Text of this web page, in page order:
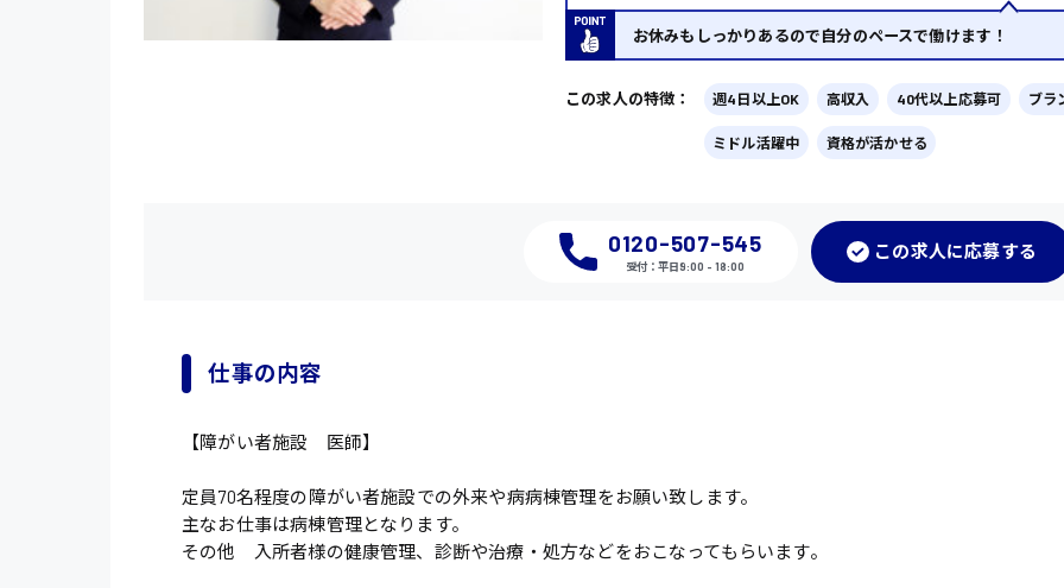
お休みもしっかりあるので自分のペースで働けます！
この求人の特徴： 週4日以上OK 高収入 40代以上応募可 ブラ
ミドル活躍中 資格が活かせる
0120-507-545
受付：平日9:00 - 18:00
この求人に応募する
仕事の内容
【障がい者施設 医師】
定員70名程度の障がい者施設での外来や病病棟管理をお願い致します。
主なお仕事は病棟管理となります。
その他 入所者様の健康管理、診断や治療・処方などをおこなってもらいます。